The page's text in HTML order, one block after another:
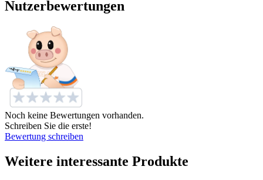
Nutzerbewertungen
Noch keine Bewertungen vorhanden.
Schreiben Sie die erste!
Bewertung schreiben
Weitere interessante Produkte